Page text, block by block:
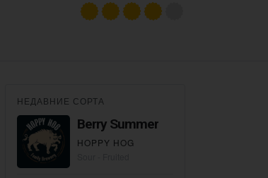
НЕДАВНИЕ СОРТА
Berry Summer
HOPPY HOG